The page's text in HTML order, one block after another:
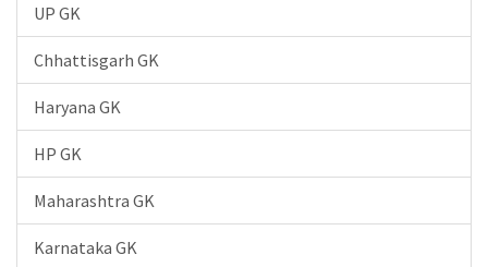
UP GK
Chhattisgarh GK
Haryana GK
HP GK
Maharashtra GK
Karnataka GK